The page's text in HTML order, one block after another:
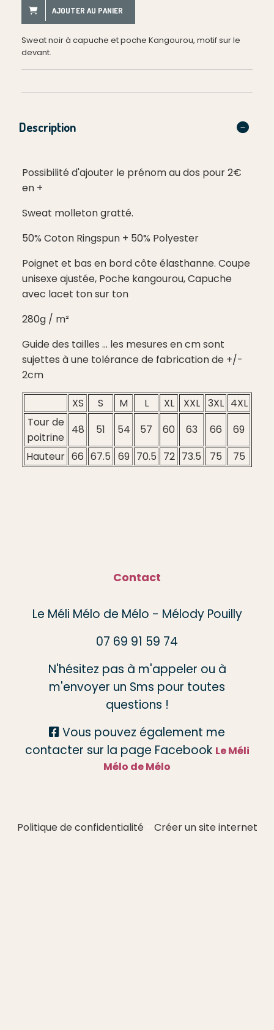
AJOUTER AU PANIER
Sweat noir à capuche et poche Kangourou, motif sur le
devant.
Description
Possibilité d'ajouter le prénom au dos pour 2€
en +
Sweat molleton gratté.
50% Coton Ringspun + 50% Polyester
Poignet et bas en bord côte élasthanne. Coupe
unisexe ajustée, Poche kangourou, Capuche
avec lacet ton sur ton
280g / m²
Guide des tailles ... les mesures en cm sont
sujettes à une tolérance de fabrication de +/-
2cm
XS
S M L XL XXL 3XL 4XL
Tour de
poitrine
48 51 54 57 60 63 66
69
Hauteur 66 67.5 69 70.5 72 73.5 75 75
Contact
Le Méli Mélo de Mélo - Mélody Pouilly
07 69 91 59 74
N'hésitez pas à m'appeler ou à
m'envoyer un Sms pour toutes
questions !
 Vous pouvez également me
contacter sur la page Facebook Le Méli
Mélo de Mélo
Politique de confidentialité Créer un site internet